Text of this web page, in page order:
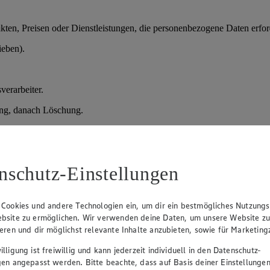
Preisen oder Dienstleistungen, die personenbezogene Daten
danach Löschung.
vorvertragliche Maßnahmen); Art. 6 Abs. 1 lit. f) DSGVO
Qualifikationen.
und Entscheidung über Einstellung.
danach Löschung; bei Einstellung Übernahme in die
Einstellungen
und andere Technologien ein, um dir ein bestmögliches
zu ermöglichen. Wir verwenden deine Daten, um unsere Website zu
und dir möglichst relevante Inhalte anzubieten, sowie für
ist freiwillig und kann jederzeit individuell in den Datenschutz-
angepasst werden. Bitte beachte, dass auf Basis deiner